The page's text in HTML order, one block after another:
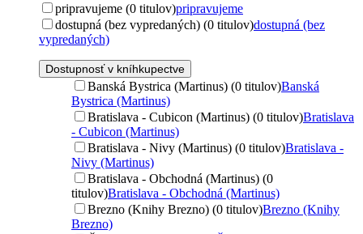
pripravujeme (0 titulov)pripravujeme
dostupná (bez vypredaných) (0 titulov)dostupná (bez
vypredaných)
Dostupnosť v kníhkupectve
Banská Bystrica (Martinus) (0 titulov)Banská
Bystrica (Martinus)
Bratislava - Cubicon (Martinus) (0 titulov)Bratislava
- Cubicon (Martinus)
Bratislava - Nivy (Martinus) (0 titulov)Bratislava -
Nivy (Martinus)
Bratislava - Obchodná (Martinus) (0
titulov)Bratislava - Obchodná (Martinus)
Brezno (Knihy Brezno) (0 titulov)Brezno (Knihy
Brezno)